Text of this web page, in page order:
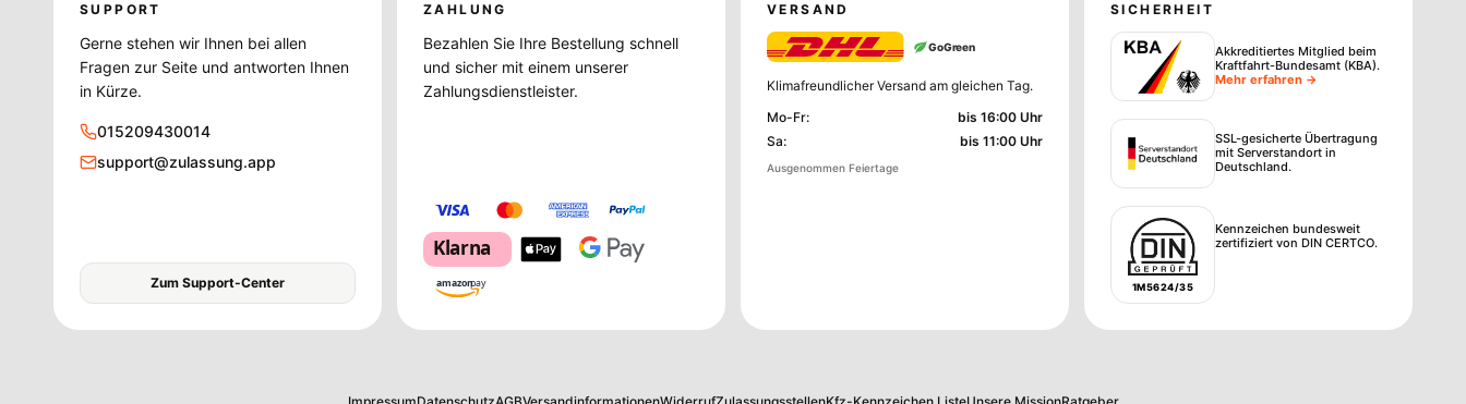
SUPPORT
Gerne stehen wir Ihnen bei allen
Fragen zur Seite und antworten Ihnen
in Kürze.
015209430014
support@zulassung.app
Zum Support-Center
ZAHLUNG
Bezahlen Sie Ihre Bestellung schnell
und sicher mit einem unserer
Zahlungsdienstleister.
Klarna
amazonpay
VERSAND
GoGreen
Klimafreundlicher Versand am gleichen Tag.
Mo-Fr:
bis 16:00 Uhr
Sa: bis 11:00 Uhr
Ausgenommen Feiertage
SICHERHEIT
Akkreditiertes Mitglied beim
Kraftfahrt-Bundesamt (KBA).
Mehr erfahren →
SSL-gesicherte Übertragung
mit Serverstandort in
Deutschland.
1M5624/35
Kennzeichen bundesweit
zertifiziert von DIN CERTCO.